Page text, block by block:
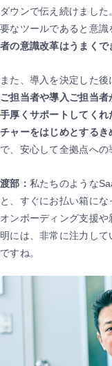
ダウンで伝え続けまし
要なツールであると意
者の意識改革はうまくで
また、導入を決定した後
ご担当者や導入ご担当
手厚くサポートしてくれ
チャーをはじめとする
で、安心して全拠点への
渡部： 私たちのような
と、すぐにお払い箱に
オンボーディング支援
明には、非常に注力して
ですね。